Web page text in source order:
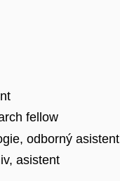
fellow
odborný asistent
asistent